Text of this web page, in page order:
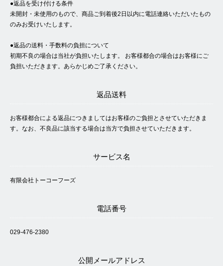
●返品を受け付ける条件
未開封・未使用のもので、商品ご到着後2日以内に電話連絡いただいたもの
のみお受けいたします。
●返品の送料・手数料の負担について
初期不良の場合は当社が負担いたします。 お客様都合の場合はお客様にご
負担いただきます。あらかじめご了承ください。
返品送料
お客様都合による返品につきましてはお客様のご負担とさせていただきま
す。なお、不良品に該当する場合は当方で負担させていただきます。
サービス名
有限会社トーコーフーズ
電話番号
029-476-2380
公開メールアドレス